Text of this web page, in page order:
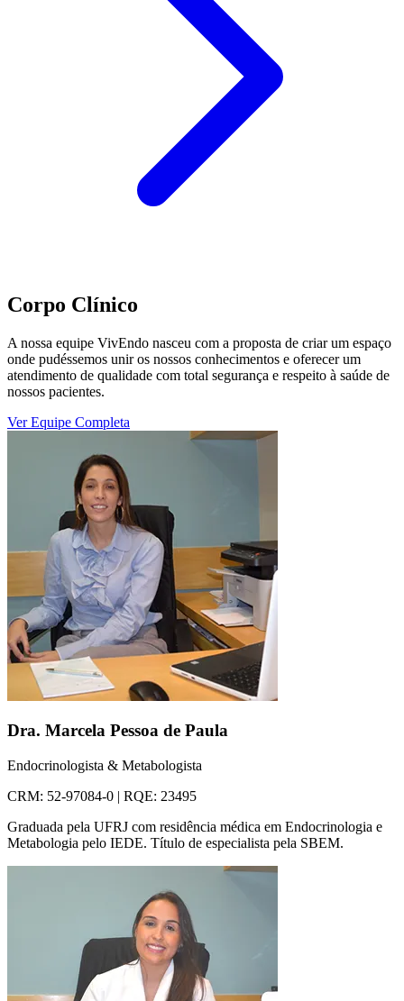
Corpo Clínico
A nossa equipe VivEndo nasceu com a proposta de criar um espaço
onde pudéssemos unir os nossos conhecimentos e oferecer um
atendimento de qualidade com total segurança e respeito à saúde de
nossos pacientes.
Ver Equipe Completa
Dra. Marcela Pessoa de Paula
Endocrinologista & Metabologista
CRM: 52-97084-0 | RQE: 23495
Graduada pela UFRJ com residência médica em Endocrinologia e
Metabologia pelo IEDE. Título de especialista pela SBEM.